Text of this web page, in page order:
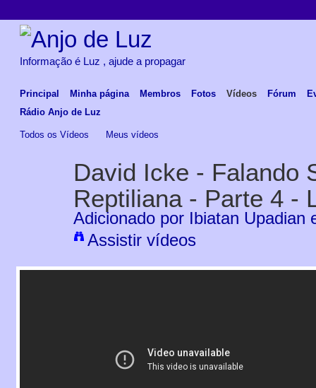
Informação é Luz , ajude a propagar
Principal Minha página Membros Fotos Vídeos Fórum
Rádio Anjo de Luz
Todos os Vídeos Meus vídeos
David Icke - Falando
Reptiliana - Parte 4 -
Adicionado por Ibiatan Upadian
Assistir vídeos